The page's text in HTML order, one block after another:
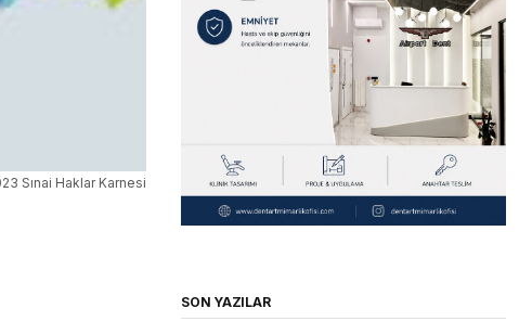
Sınai Haklar Karnesi
SON YAZILAR